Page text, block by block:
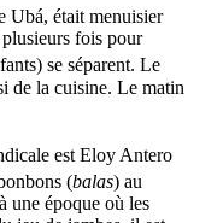
Ubá, était menuisier
fois pour
se séparent. Le
de la cuisine. Le matin
est Eloy Antero
(balas) au
une époque où les